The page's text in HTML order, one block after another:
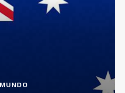
MUNDO